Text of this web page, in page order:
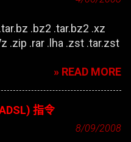
.bz2 .tar.bz2 .xz
.zip .rar .lha .zst .tar.zst
» READ MORE
指令
8/09/2008